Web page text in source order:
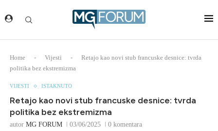
Home - Vijesti -
Retajo kao novi stub francuske desnice: tvrda
politika bez ekstremizma
VIJESTI ISTAKNUTO
Retajo kao novi stub francuske desnice: tvrda
politika bez ekstremizma
autor MG FORUM 03/06/2025 0 komentara